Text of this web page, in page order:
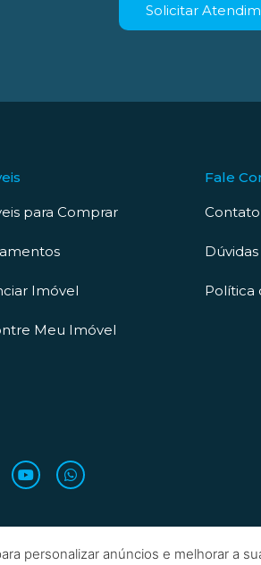
Solicitar
para Comprar
Imóvel
Meu Imóvel
Fale
Contato
Política
personalizar anúncios e melhorar a